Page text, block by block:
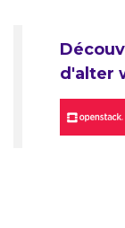
d'alter